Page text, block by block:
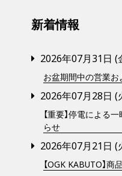
新着情報
2026年07月31日 (
お盆期間中の営業お
2026年07月28日 (
【重要】停電による
らせ
2026年07月21日 (
【OGK KABUTO】